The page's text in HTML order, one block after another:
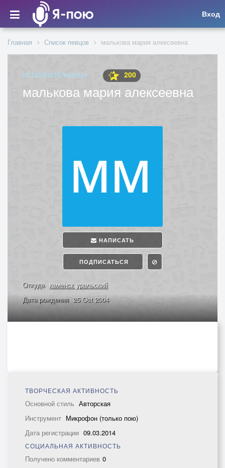
Вход
Главная Список певцов малькова мария алексеевна
ИСПОЛНИТЕЛЬНИЦА 200
малькова мария алексеевна
НАПИСАТЬ
ПОДПИСАТЬСЯ
Откуда каменск уральский
Дата рождения 25 Oct 2004
ТВОРЧЕСКАЯ АКТИВНОСТЬ
Основной стиль Авторская
Инструмент Микрофон (только пою)
Дата регистрации 09.03.2014
СОЦИАЛЬНАЯ АКТИВНОСТЬ
Получено комментариев 0